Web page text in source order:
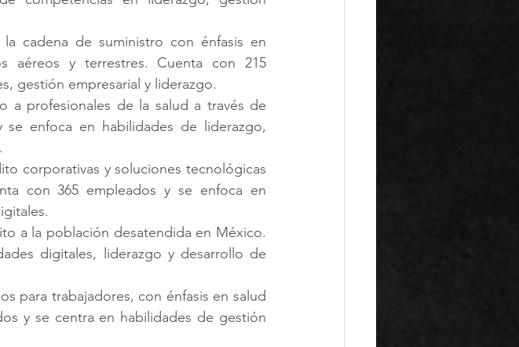
cadena de suministro con énfasis en
aéreos y terrestres. Cuenta con 215
gestión empresarial y liderazgo.
a profesionales de la salud a través de
se enfoca en habilidades de liderazgo,
corporativas y soluciones tecnológicas
con 365 empleados y se enfoca en
a la población desatendida en México.
digitales, liderazgo y desarrollo de
para trabajadores, con énfasis en salud
y se centra en habilidades de gestión